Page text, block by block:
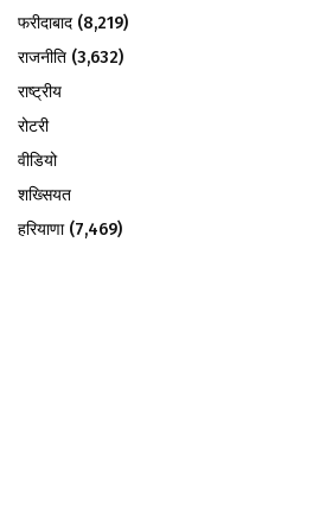
फरीदाबाद (8,219)
राजनीति (3,632)
राष्ट्रीय
रोटरी
वीडियो
शख्सियत
हरियाणा(7,469)